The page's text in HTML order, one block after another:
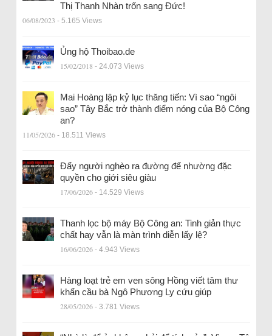
Thị Thanh Nhàn trốn sang Đức!
06/08/2023 - 5.165 Views
Ủng hộ Thoibao.de
15/02/2018 - 24.073 Views
Mai Hoàng lập kỷ lục thăng tiến: Vì sao “ngôi
sao” Tây Bắc trở thành điểm nóng của Bộ Công
an?
11/05/2026 - 18.511 Views
Đẩy người nghèo ra đường để nhường đặc
quyền cho giới siêu giàu
17/06/2026 - 14.529 Views
Thanh lọc bộ máy Bộ Công an: Tinh giản thực
chất hay vẫn là màn trình diễn lấy lệ?
16/06/2026 - 4.943 Views
Hàng loạt trẻ em ven sông Hồng viết tâm thư
khẩn cầu bà Ngô Phương Ly cứu giúp
28/05/2026 - 3.781 Views